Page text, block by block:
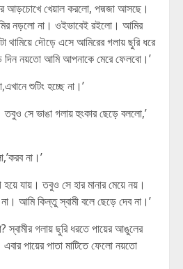
আড়চোখে খেয়াল করলো, পদ্মজা আসছে।
নড়লো না। ওইভাবেই রইলো। আমির
থামিয়ে দৌড়ে এসে আমিরের গলায় ছুরি ধরে
দিন নয়তো আমি আপনাকে মেরে ফেলবো।’
শুটিং হচ্ছে না।’
সে ভাঙা গলায় হুংকার ছেড়ে বললো,’
না।’
যায়। তবুও সে হার মানার মেয়ে নয়।
আমি কিন্তু স্বামী বলে ছেড়ে দেব না।’
স্বামীর গলায় ছুরি ধরতে পায়ের আঙুলের
পায়ের পাতা মাটিতে ফেলো নয়তো